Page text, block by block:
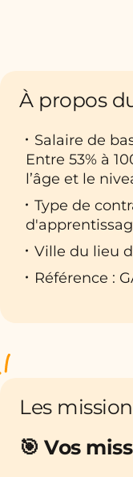
À propos
Salaire de
Entre 53% à
l’âge et le
Type de
Ville du lieu
Référence :
Les
🎯 Vos